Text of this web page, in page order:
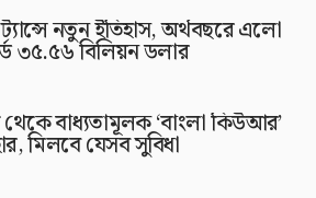
নতুন ইতিহাস, অর্থবছরে এলো
৩৫.৫৬ বিলিয়ন ডলার
বাধ্যতামূলক ‘বাংলা কিউআর’
মিলবে যেসব সুবিধা